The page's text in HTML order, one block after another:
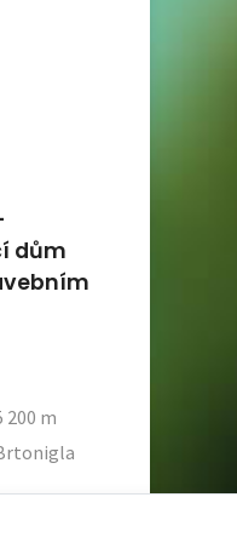
dům
od moře
200 m
část obce